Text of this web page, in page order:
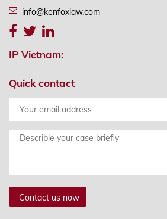
info@kenfoxlaw.com
IP Vietnam:
Quick contact